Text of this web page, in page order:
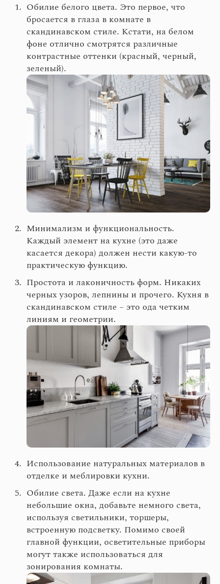
Обилие белого цвета. Это первое, что
бросается в глаза в комнате в
скандинавском стиле. Кстати, на белом
фоне отлично смотрятся различные
контрастные оттенки (красный, черный,
зеленый).
Минимализм и функциональность.
Каждый элемент на кухне (это даже
касается декора) должен нести какую-то
практическую функцию.
Простота и лаконичность форм. Никаких
черных узоров, лепнины и прочего. Кухня в
скандинавском стиле – это ода четким
линиям и геометрии.
Использование натуральных материалов в
отделке и меблировки кухни.
Обилие света. Даже если на кухне
небольшие окна, добавьте немного света,
используя светильники, торшеры,
встроенную подсветку. Помимо своей
главной функции, осветительные приборы
могут также использоваться для
зонирования комнаты.